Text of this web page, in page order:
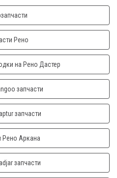
Рено
на Рено Дастер
запчасти
запчасти
Рено Аркана
запчасти